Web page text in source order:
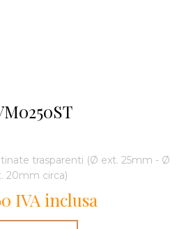
trasparenti (Ø ext. 25mm - Ø
20mm circa)
IVA inclusa